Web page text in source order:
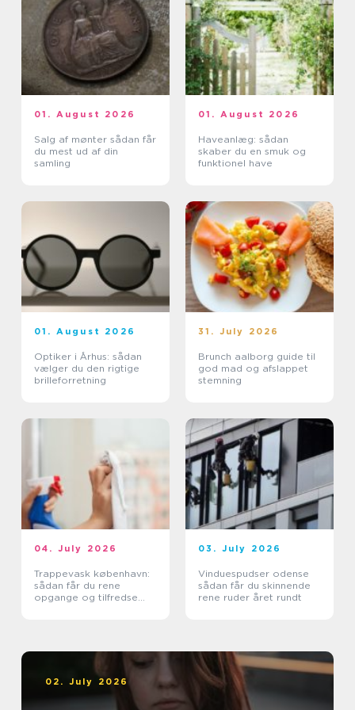
01. August 2026
Salg af mønter sådan får
du mest ud af din
samling
01. August 2026
Haveanlæg: sådan
skaber du en smuk og
funktionel have
01. August 2026
Optiker i Århus: sådan
vælger du den rigtige
brilleforretning
31. July 2026
Brunch aalborg guide til
god mad og afslappet
stemning
04. July 2026
Trappevask københavn:
sådan får du rene
opgange og tilfredse
03. July 2026
Vinduespudser odense
sådan får du skinnende
rene ruder året rundt
02. July 2026